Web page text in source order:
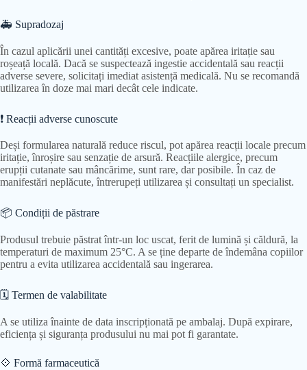
🚑 Supradozaj
În cazul aplicării unei cantități excesive, poate apărea iritație sau
roșeață locală. Dacă se suspectează ingestie accidentală sau reacții
adverse severe, solicitați imediat asistență medicală. Nu se recomandă
utilizarea în doze mai mari decât cele indicate.
❗ Reacții adverse cunoscute
Deși formularea naturală reduce riscul, pot apărea reacții locale precum
iritație, înroșire sau senzație de arsură. Reacțiile alergice, precum
erupții cutanate sau mâncărime, sunt rare, dar posibile. În caz de
manifestări neplăcute, întrerupeți utilizarea și consultați un specialist.
📦 Condiții de păstrare
Produsul trebuie păstrat într-un loc uscat, ferit de lumină și căldură, la
temperaturi de maximum 25°C. A se ține departe de îndemâna copiilor
pentru a evita utilizarea accidentală sau ingerarea.
🗓 Termen de valabilitate
A se utiliza înainte de data inscripționată pe ambalaj. După expirare,
eficiența și siguranța produsului nu mai pot fi garantate.
💠 Formă farmaceutică